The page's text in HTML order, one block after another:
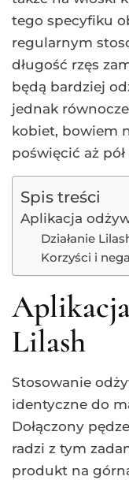
tego specyfiku
regularnym
długość rzęs
będą bardziej
jednak
kobiet, bowiem
poświęcić aż pół
Spis treści
Aplikacja
Działanie
Korzyści i
Lilash
Stosowanie
identyczne do
Dołączony
radzi z tym
produkt na